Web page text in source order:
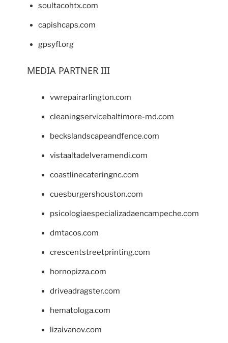
soultacohtx.com
capishcaps.com
gpsyfl.org
MEDIA PARTNER III
vwrepairarlington.com
cleaningservicebaltimore-md.com
beckslandscapeandfence.com
vistaaltadelveramendi.com
coastlinecateringnc.com
cuesburgershouston.com
psicologiaespecializadaencampeche.com
dmtacos.com
crescentstreetprinting.com
hornopizza.com
driveadragster.com
hematologa.com
lizaivanov.com